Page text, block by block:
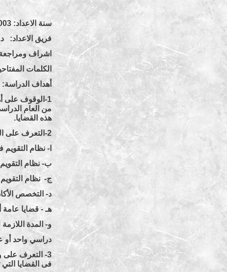
سنة الاعداد: 2003
فريق الاعداد:
اشراف
الكلمات
أهداف الدراسة:
1-الوقوف على
هذه القضايا.
2-التعرف على المحاور الرئيسية لنظام التقويم الحالي للثانوية العامة:
ا- نظام التقويم
ب- نظام
ج- نظام
د- التخصص
هـ - قضايا عامة
و- المدة
دراسي واحد أو
3- التعرف على
فى القضايا